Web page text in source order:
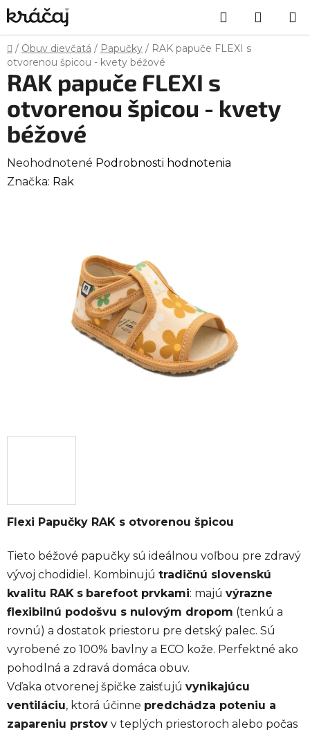
Prejsť
na
obsah
Hľadať
KOŠÍK
Domov
/ Obuv dievčatá / Papučky / RAK papuče FLEXI s
otvorenou špicou - kvety béžové
Flexi Papučky RAK s otvorenou špicou
Tieto béžové papučky sú ideálnou voľbou pre zdravý
vývoj chodidiel. Kombinujú tradičnú slovenskú
kvalitu RAK s barefoot prvkami: majú výrazne
flexibilnú podošvu s nulovým dropom (tenkú a
rovnú) a dostatok priestoru pre detský palec. Sú
vyrobené zo 100% bavlny a ECO kože. Perfektné ako
pohodlná a zdravá domáca obuv.
Vďaka otvorenej špičke zaisťujú vynikajúcu
ventiláciu, ktorá účinne predchádza poteniu a
zapareniu prstov v teplých priestoroch alebo počas
RAK papuče FLEXI s
otvorenou špicou - kvety
béžové
Priemerné
hodnotenie
Neohodnotené Podrobnosti hodnotenia
Značka: Rak